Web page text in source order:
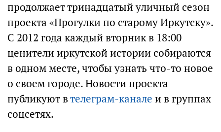
продолжает тринадцатый уличный сезон
проекта «Прогулки по старому Иркутску».
С 2012 года каждый вторник в 18:00
ценители иркутской истории собираются
в одном месте, чтобы узнать что-то новое
о своем городе. Новости проекта
публикуют втелеграм-канале и в группах
соцсетях.